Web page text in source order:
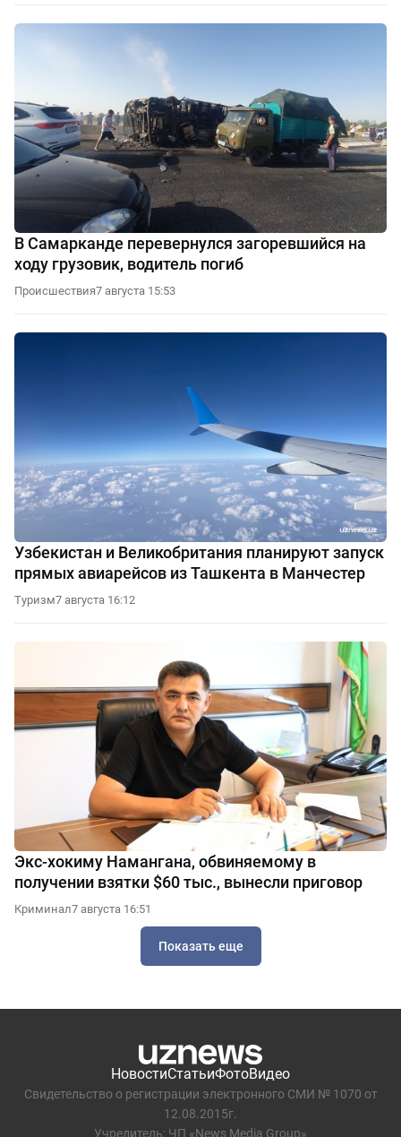
В Самарканде перевернулся загоревшийся на
ходу грузовик, водитель погиб
Происшествия7 августа 15:53
Узбекистан и Великобритания планируют запуск
прямых авиарейсов из Ташкента в Манчестер
Туризм7 августа 16:12
Экс-хокиму Намангана, обвиняемому в
получении взятки $60 тыс., вынесли приговор
Криминал7 августа 16:51
Показать еще
НовостиСтатьиФотоВидео
Свидетельство о регистрации электронного СМИ № 1070 от
12.08.2015г.
Учредитель: ЧП «News Media Group»